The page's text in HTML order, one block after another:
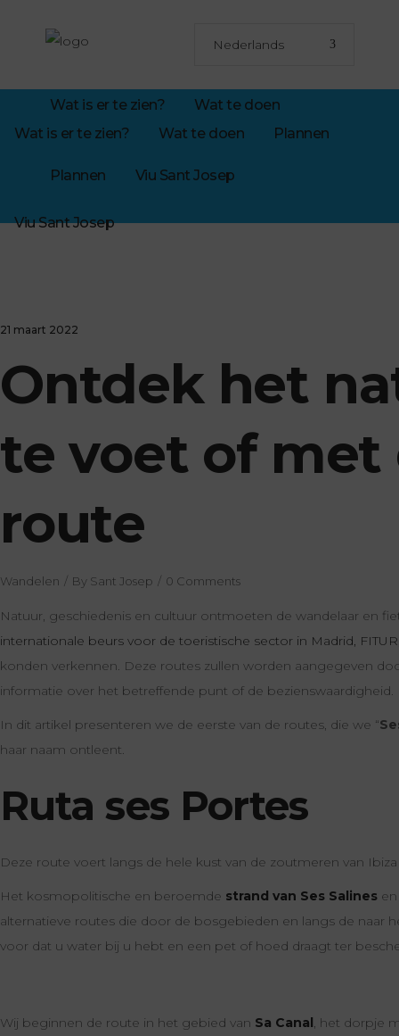
Wat is er te zien? Wat te doen Plannen
Viu Sant Josep
Nederlands
Wat is er te zien? Wat te doen
Plannen Viu Sant Josep
21 maart 2022
Ontdek het
te voet of met
route
Wandelen By Sant Josep 0 Comments
Natuur, geschiedenis en cultuur ontmoeten de wandelaar en
internationale beurs voor de toeristische sector in Madrid, FITUR
konden verkennen. Deze routes zullen worden aangegeven
informatie over het betreffende punt of de bezienswaardigheid.
In dit artikel presenteren we de eerste van de routes, die we “
haar naam ontleent.
Ruta ses Portes
Deze route voert langs de hele kust van de zoutmeren van
Het kosmopolitische en beroemde strand van Ses Salines
alternatieve routes die door de bosgebieden en langs de
voor dat u water bij u hebt en een pet of hoed draagt ter
Wij beginnen de route in het gebied van Sa Canal, het dorpje